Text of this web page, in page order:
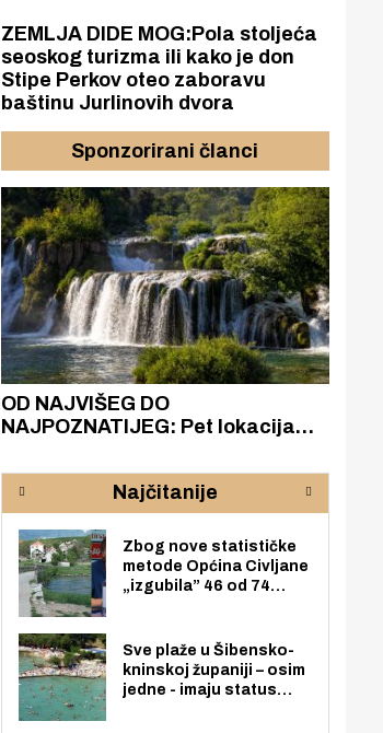
ZEMLJA DIDE MOG:Pola stoljeća
seoskog turizma ili kako je don
Stipe Perkov oteo zaboravu
baštinu Jurlinovih dvora
Sponzorirani članci
OD NAJVIŠEG DO
NAJPOZNATIJEG: Pet lokacija
rijeke Krke
Najčitanije
Zbog nove statističke
metode Općina Civljane
„izgubila” 46 od 74
nego radno sposobnih
osoba među svojih 170
stanovnika.
Sve plaže u Šibensko-
kninskoj županiji – osim
jedne - imaju status